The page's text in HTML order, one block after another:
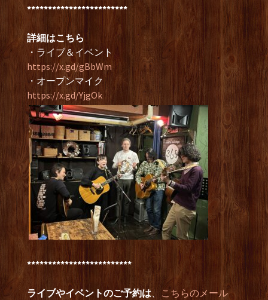
************************
詳細はこちら
・ライブ＆イベント
https://x.gd/gBbWm
・オープンマイク
https://x.gd/YjgOk
*************************
ライブやイベントのご予約は、 こちらのメール